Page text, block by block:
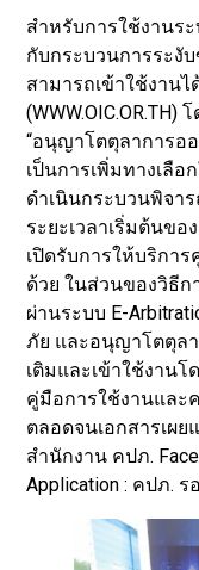
สำหรับการใช้งานร
กับกระบวนการระงั
สามารถเข้าใช้งาน
(WWW.OIC.OR.TH)
“อนุญาโตตุลาการอ
เป็นการเพิ่มทางเลื
ดำเนินกระบวนพิจา
ระยะเวลาเริ่มต้นข
เปิดรับการให้บริกา
ด้วย ในส่วนของวิธีก
ผ่านระบบ E-
ภัย และอนุญาโตตุลา
เติมและเข้าใช้งาน
คู่มือการใช้งานและ
ตลอดจนเอกสารเผ
สำนักงาน คปภ.
Application : คปภ.